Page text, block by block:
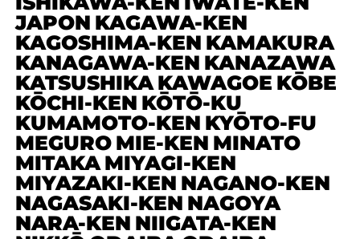
JAPON KAGAWA-KEN
KAGOSHIMA-KEN KAMAKURA
KANAGAWA-KEN KANAZAWA
KATSUSHIKA KAWAGOE KŌBE
KŌCHI-KEN KŌTŌ-KU
KUMAMOTO-KEN KYŌTO-FU
MEGURO MIE-KEN MINATO
MITAKA MIYAGI-KEN
MIYAZAKI-KEN NAGANO-KEN
NAGASAKI-KEN NAGOYA
NARA-KEN NIIGATA-KEN